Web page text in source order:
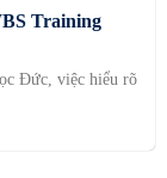
Training
Đức, việc hiểu rõ